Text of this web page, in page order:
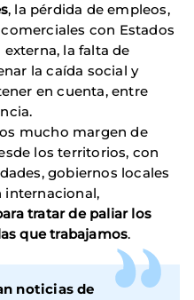
, la pérdida de empleos,
con Estados
la falta de
la caída social y
en cuenta, entre
mucho margen de
los territorios, con
gobiernos locales
internacional,
tratar de paliar los
que trabajamos.
noticias de